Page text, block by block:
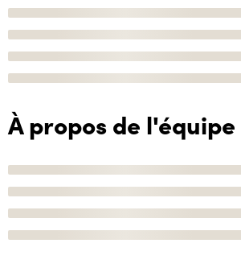
À propos de